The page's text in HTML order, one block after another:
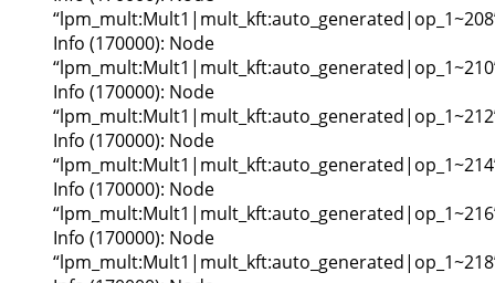
Info (170000): Node
Info (170000): Node
Info (170000): Node
Info (170000): Node
Info (170000): Node